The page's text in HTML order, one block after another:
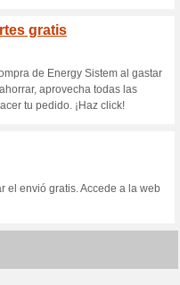
Encuesta:
relativas
de ser